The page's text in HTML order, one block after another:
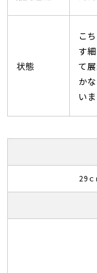
状態
こ
す
て
か
いま
29ｃ